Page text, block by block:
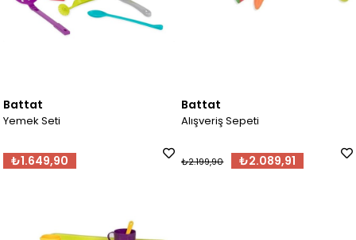
Battat
Yemek Seti
₺1.649,90
Battat
Alışveriş Sepeti
₺2.089,91
₺2.199,90